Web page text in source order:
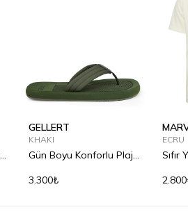
GELLERT
KHAKI
Gün Boyu Konforlu Plaj
3.300₺
ECRU
Sıfır